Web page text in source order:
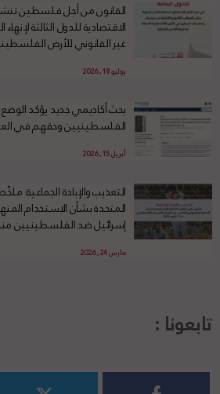
القانون من أجل فلسطين تنشر
الاقتصادية للدول الثالثة
غير القانوني للأرض
يوليو 18, 2026
بحث أكاديمي جديد يؤكد الوضع
الفلسطينيين وحقهم في
أبريل 15, 2026
التعذيب والإبادة الجماعية:
المتحدة بشأن الاستخدام
إسرائيل ضد الفلسطينيين منذ 7 أكتوبر
مارس 24, 2026
تابعونا :